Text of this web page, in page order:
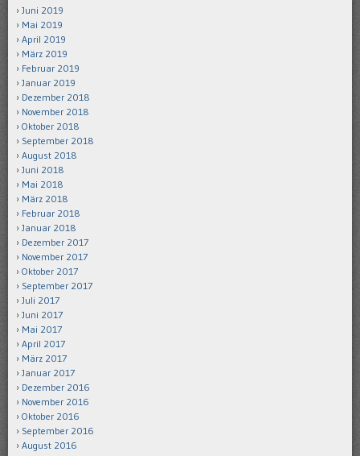
Juni 2019
Mai 2019
April 2019
März 2019
Februar 2019
Januar 2019
Dezember 2018
November 2018
Oktober 2018
September 2018
August 2018
Juni 2018
Mai 2018
März 2018
Februar 2018
Januar 2018
Dezember 2017
November 2017
Oktober 2017
September 2017
Juli 2017
Juni 2017
Mai 2017
April 2017
März 2017
Januar 2017
Dezember 2016
November 2016
Oktober 2016
September 2016
August 2016